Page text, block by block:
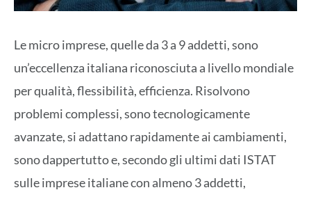
Le micro imprese, quelle da 3 a 9 addetti, sono
un’eccellenza italiana riconosciuta a livello mondiale
per qualità, flessibilità, efficienza. Risolvono
problemi complessi, sono tecnologicamente
avanzate, si adattano rapidamente ai cambiamenti,
sono dappertutto e, secondo gli ultimi dati ISTAT
sulle imprese italiane con almeno 3 addetti,